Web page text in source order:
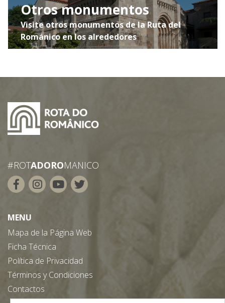
Otros monumentos
Visite otros monumentos de la Ruta del
Románico en los alrededores
#ROTADOROMANICO
MENU
Mapa de la Página Web
Ficha Técnica
Política de Privacidad
Términos y Condiciones
Contactos